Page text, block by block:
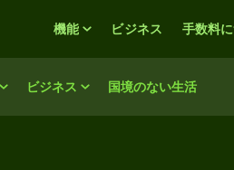
ビジネス 国境のない生活
機能 ビジネス 手数料